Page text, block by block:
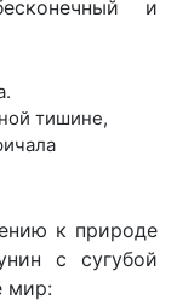
и
тишине,
к природе
с сугубой
мир: